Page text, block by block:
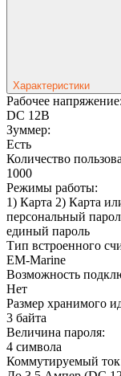
Характеристики
Рабочее напряжение:
DC 12В
Зуммер:
Есть
Количество
1000
Режимы работы:
1) Карта 2) Карта
персональный
единый пароль
Тип встроенного
EM-Marine
Возможность
Нет
Размер хранимого
3 байта
Величина пароля:
4 символа
Коммутируемый ток